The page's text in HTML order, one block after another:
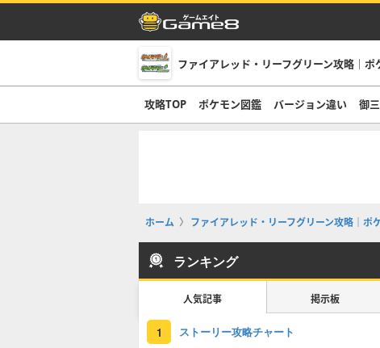
ファイアレッド・リーフグリーン攻略｜ポ
攻略TOP ポケモン図鑑 バージョン違い 御
ホーム ファイアレッド・リーフグリーン攻略｜ポ
ランキング
人気記事 掲示板
1 ストーリー攻略チャート